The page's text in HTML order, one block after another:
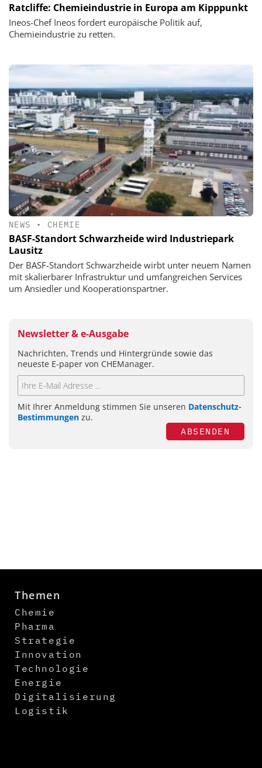
Ratcliffe: Chemieindustrie in Europa am Kipppunkt
Ineos-Chef Ineos fordert europäische Politik auf,
Chemieindustrie zu retten.
NEWS • CHEMIE
BASF-Standort Schwarzheide wird Industriepark
Lausitz
Der BASF-Standort Schwarzheide wirbt unter neuem Namen
mit skalierbarer Infrastruktur und umfangreichen Services
um Ansiedler und Kooperationspartner.
Newsletter & e-Ausgabe
Nachrichten, Trends und Hintergründe sowie das
neueste E-paper von CHEManager.
Mit Ihrer Anmeldung stimmen Sie unseren Datenschutz-
Bestimmungen zu.
ABSENDEN
Themen
Chemie
Pharma
Strategie
Innovation
Technologie
Energie
Digitalisierung
Logistik